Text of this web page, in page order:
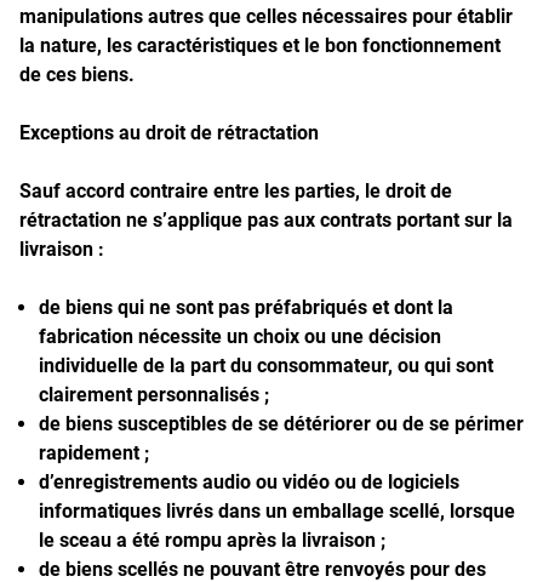
manipulations autres que celles nécessaires pour établir
la nature, les caractéristiques et le bon fonctionnement
de ces biens.
Exceptions au droit de rétractation
Sauf accord contraire entre les parties, le droit de
rétractation ne s’applique pas aux contrats portant sur la
livraison :
de biens qui ne sont pas préfabriqués et dont la
fabrication nécessite un choix ou une décision
individuelle de la part du consommateur, ou qui sont
clairement personnalisés ;
de biens susceptibles de se détériorer ou de se périmer
rapidement ;
d’enregistrements audio ou vidéo ou de logiciels
informatiques livrés dans un emballage scellé, lorsque
le sceau a été rompu après la livraison ;
de biens scellés ne pouvant être renvoyés pour des